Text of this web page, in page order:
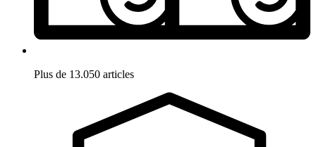
Plus de 13.050 articles